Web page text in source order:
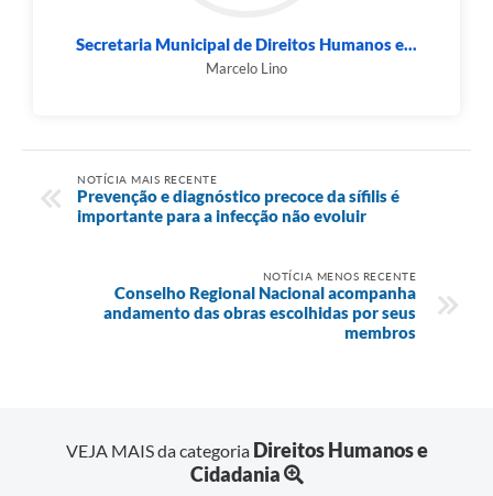
Secretaria Municipal de Direitos Humanos e...
Marcelo Lino
NOTÍCIA MAIS RECENTE
Prevenção e diagnóstico precoce da sífilis é
importante para a infecção não evoluir
NOTÍCIA MENOS RECENTE
Conselho Regional Nacional acompanha
andamento das obras escolhidas por seus
membros
VEJA MAIS da categoria Direitos Humanos e
Cidadania